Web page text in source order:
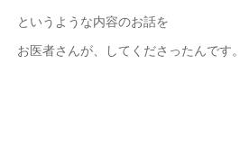
というような内容のお話を
お医者さんが、してくださったんです。